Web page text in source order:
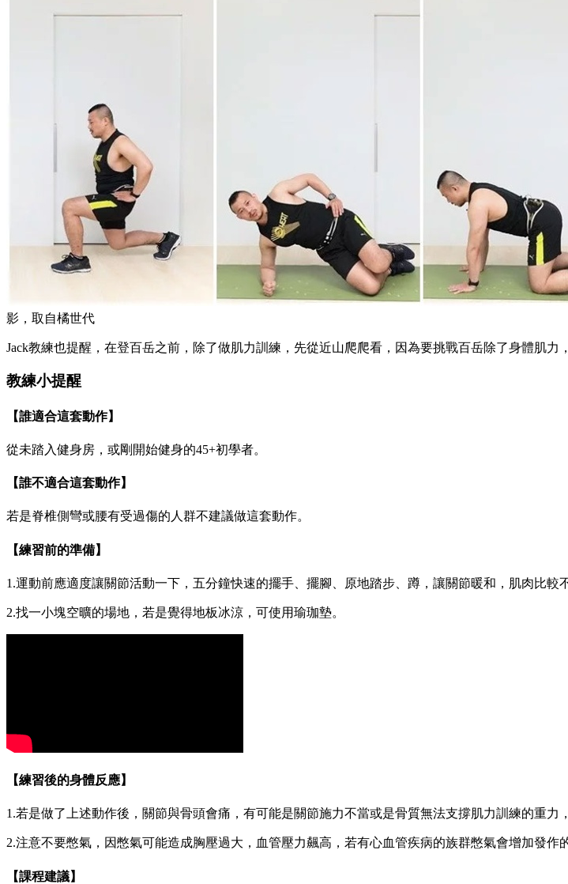
影，取自橘世代
Jack教練也提醒，在登百岳之前，除了做肌力訓練，先從近山爬爬看，因為要挑戰百岳除了身體肌
教練小提醒
【誰適合這套動作】
從未踏入健身房，或剛開始健身的45+初學者。
【誰不適合這套動作】
若是脊椎側彎或腰有受過傷的人群不建議做這套動作。
【練習前的準備】
1.運動前應適度讓關節活動一下，五分鐘快速的擺手、擺腳、原地踏步、蹲，讓關節暖和，肌肉比較
2.找一小塊空曠的場地，若是覺得地板冰涼，可使用瑜珈墊。
【練習後的身體反應】
1.若是做了上述動作後，關節與骨頭會痛，有可能是關節施力不當或是骨質無法支撐肌力訓練的重力
2.注意不要憋氣，因憋氣可能造成胸壓過大，血管壓力飆高，若有心血管疾病的族群憋氣會增加發作
【課程建議】